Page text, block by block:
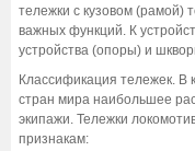
тележки с кузовом (рамой)
важных функций. К
устройства (опоры) и
Классификация тележек. В
стран мира наибольшее
экипажи. Тележки
признакам: